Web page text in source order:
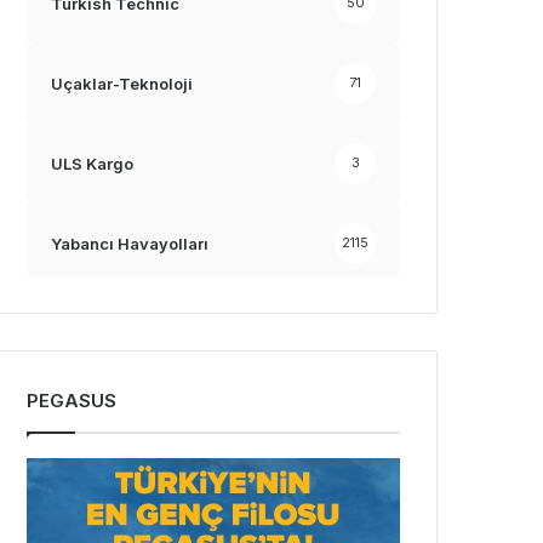
Uçaklar-Teknoloji 71
ULS Kargo 3
Yabancı Havayolları 2115
PEGASUS